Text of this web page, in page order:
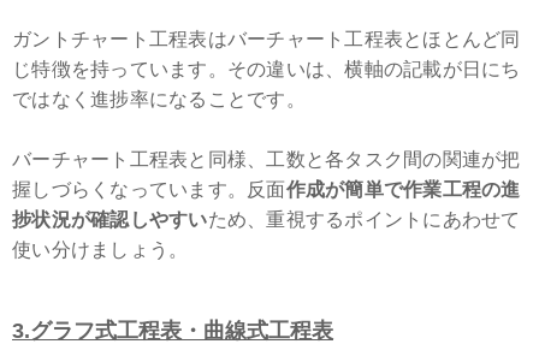
ガントチャート工程表はバーチャート工程表とほとんど同
じ特徴を持っています。その違いは、横軸の記載が日にち
ではなく進捗率になることです。
バーチャート工程表と同様、工数と各タスク間の関連が把
握しづらくなっています。反面作成が簡単で作業工程の進
捗状況が確認しやすいため、重視するポイントにあわせて
使い分けましょう。
3.グラフ式工程表・曲線式工程表